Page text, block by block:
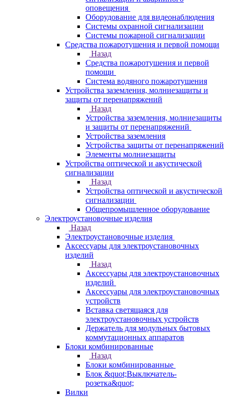
оповещения
Оборудование для видеонаблюдения
Системы охранной сигнализации
Системы пожарной сигнализации
Средства пожаротушения и первой помощи
Назад
Средства пожаротушения и первой
помощи
Система водяного пожаротушения
Устройства заземления, молниезащиты и
защиты от перенапряжений
Назад
Устройства заземления, молниезащиты
и защиты от перенапряжений
Устройства заземления
Устройства защиты от перенапряжений
Элементы молниезащиты
Устройства оптической и акустической
сигнализации
Назад
Устройства оптической и акустической
сигнализации
Общепромышленное оборудование
Электроустановочные изделия
Назад
Электроустановочные изделия
Аксессуары для электроустановочных
изделий
Назад
Аксессуары для электроустановочных
изделий
Аксессуары для электроустановочных
устройств
Вставка светящаяся для
электроустановочных устройств
Держатель для модульных бытовых
коммутационных аппаратов
Блоки комбинированные
Назад
Блоки комбинированные
Блок &quot;Выключатель-
розетка&quot;
Вилки